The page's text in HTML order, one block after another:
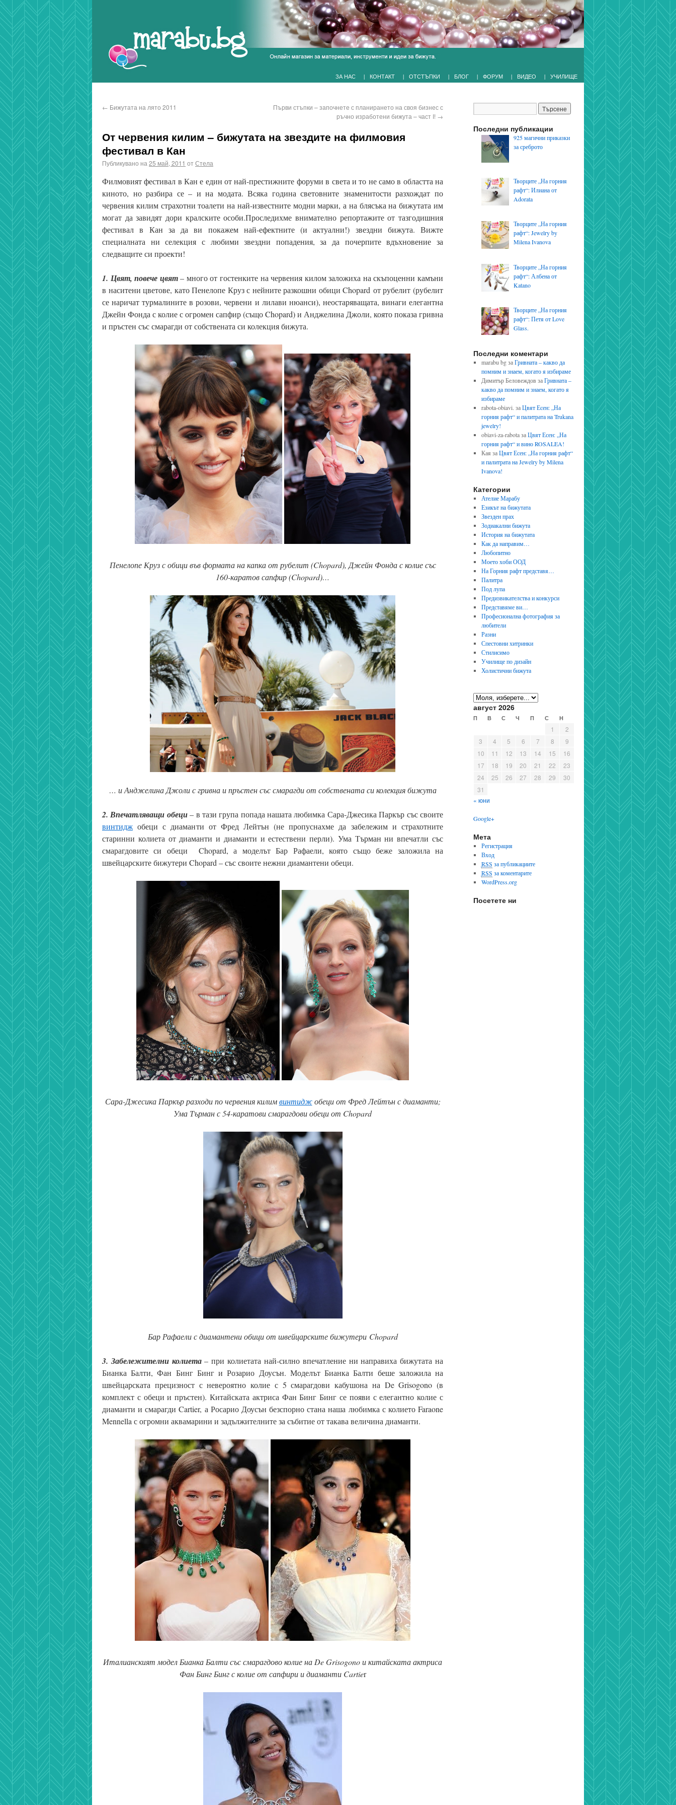
ЗА НАС | КОНТАКТ | ОТСТЪПКИ | БЛОГ | ФОРУМ | ВИДЕО | УЧИЛИЩЕ
← Бижутата на лято 2011
Първи стъпки – започнете с планирането на своя бизнес с
ръчно изработени бижута – част I! →
От червения килим – бижутата на звездите на филмовия
фестивал в Кан
Публикувано на 25 май, 2011 отСтела
Филмовият фестивал в Кан е един от най-престижните форуми в света и то не само в областта на
киното, но разбира се – и на модата. Всяка година световните знаменитости разхождат по
червения килим страхотни тоалети на най-известните модни марки, а на блясъка на бижутата им
могат да завидят дори кралските особи.Проследихме внимателно репортажите от тазгодишния
фестивал в Кан за да ви покажем най-ефектните (и актуални!) звездни бижута. Вижте
специалната ни селекция с любими звездни попадения, за да почерпите вдъхновение за
следващите си проекти!
1. Цвят, повече цвят– много от гостенките на червения килом заложиха на скъпоценни камъни
в наситени цветове, като Пенелопе Круз с нейните разкошни обици Chopard от рубелит (рубелит
се наричат турмалините в розови, червени и лилави нюанси), неостаряващата, винаги елегантна
Джейн Фонда с колие с огромен сапфир (също Chopard) и Анджелина Джоли, която показа гривна
и пръстен със смарагди от собствената си колекция бижута.
Пенелопе Круз с обици във формата на капка от рубелит (Chopard), Джейн Фонда с колие със
160-каратов сапфир (Chopard)…
… и Анджелина Джоли с гривна и пръстен със смарагди от собствената си колекция бижута
2. Впечатляващи обеци– в тази група попада нашата любимка Сара-Джесика Паркър със своите
винтидж обеци с диаманти от Фред Лейтън (не пропуснахме да забележим и страхотните
старинни колиета от диаманти и диаманти и естествени перли). Ума Търман ни впечатли със
смарагдовите си обеци Chopard, а моделът Бар Рафаели, която също беже заложила на
швейцарските бижутери Chopard – със своите нежни диамантени обеци.
Сара-Джесика Паркър разходи по червения килимвинтиджобеци от Фред Лейтън с диаманти;
Ума Търман с 54-каратови смарагдови обеци от Chopard
Бар Рафаели с диамантени обици от швейцарските бижутери Chopard
3. Забележителни колиета– при колиетата най-силно впечатление ни направиха бижутата на
Бианка Балти, Фан Бинг Бинг и Розарио Доусън. Моделът Бианка Балти беше заложила на
швейцарската прецизност с невероятно колие с 5 смарагдови кабушона на De Grisogono (в
комплект с обеци и пръстен). Китайската актриса Фан Бинг Бинг се появи с елегантно колие с
диаманти и смарагди Cartier, а Росарио Доусън безспорно стана наша любимка с колието Faraone
Mennella с огромни аквамарини и задължителните за събитие от такава величина диаманти.
Италианският модел Бианка Балти със смарагдово колие на De Grisogono и китайската актриса
Фан Бинг Бинг с колие от сапфири и диаманти Cartier
Последни публикации
925 магични приказки
за среброто
Творците „На горния
рафт“: Илиана от
Adorata
Творците „На горния
рафт“: Jewelry by
Milena Ivanova
Творците „На горния
рафт“: Албена от
Katano
Творците „На горния
рафт“: Петя от Love
Glass.
Последни коментари
marabu bgзаГривната – какво да
помним и знаем, когато я избираме
Димитър БеловеждовзаГривната –
какво да помним и знаем, когато я
избираме
rabota-obiavi. заЦвят Есен: „На
горния рафт“ и палитрата на Trukana
jewelry!
obiavi-za-rabotaзаЦвят Есен: „На
горния рафт“ и вино ROSALEA!
Кая заЦвят Есен: „На горния рафт“
и палитрата на Jewelry by Milena
Ivanova!
Категории
Ателие Марабу
Езикът на бижутата
Звезден прах
Зодиакални бижута
История на бижутата
Как да направим…
Любопитно
Моето хоби ООД
На Горния рафт представя…
Палитра
Под лупа
Предизвикателства и конкурси
Представяме ви…
Професионална фотография за
любители
Разни
Спестовни хитринки
Стилисимо
Училище по дизайн
Холистични бижута
август 2026
П В С Ч П С Н
« юни
1
2
3
4 5 6 7 8
9
10
11 12 13 14 15
16
17
18 19 20 21 22
23
24
25 26 27 28 29
30
31
Google+
Мета
Регистрация
Вход
RSS за публикациите
RSS за коментарите
WordPress.org
Посетете ни